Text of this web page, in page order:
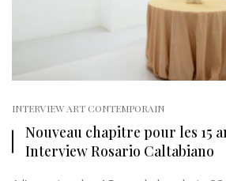
INTERVIEW ART CONTEMPORAIN
Nouveau chapitre pour les 15
Interview Rosario Caltabiano